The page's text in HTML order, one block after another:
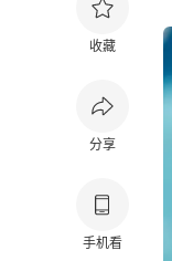
收藏
分享
手机看